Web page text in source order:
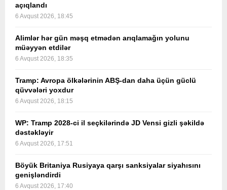
açıqlandı
6 Avqust 2026, 18:45
Alimlər hər gün məşq etmədən arıqlamağın yolunu
müəyyən etdilər
6 Avqust 2026, 18:35
Tramp: Avropa ölkələrinin ABŞ-dan daha üçün güclü
qüvvələri yoxdur
6 Avqust 2026, 18:15
WP: Tramp 2028-ci il seçkilərində JD Vensi gizli şəkildə
dəstəkləyir
6 Avqust 2026, 17:51
Böyük Britaniya Rusiyaya qarşı sanksiyalar siyahısını
genişləndirdi
6 Avqust 2026, 17:40